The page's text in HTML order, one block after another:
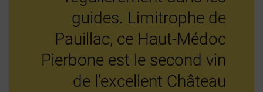
guides. Limitrophe de
Pauillac, ce Haut-Médoc
Pierbone est le second vin
de l’excellent Château